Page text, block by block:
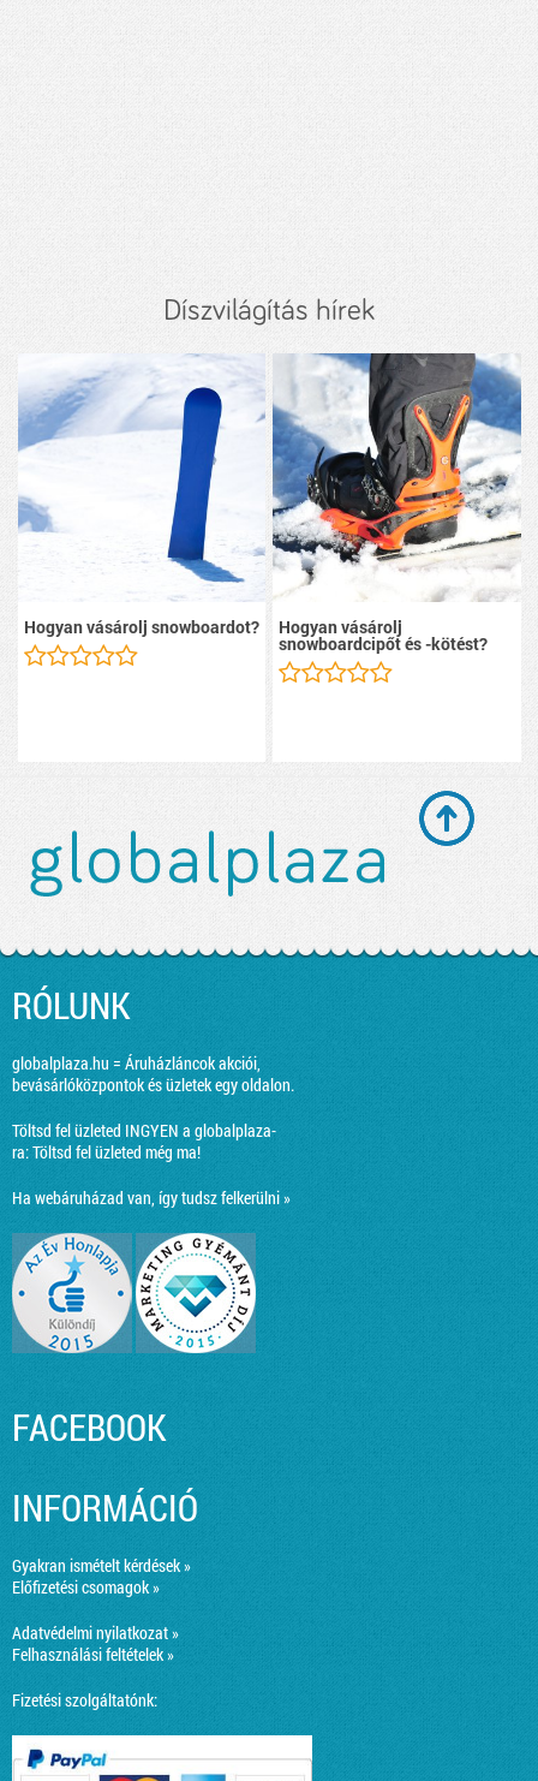
Díszvilágítás hírek
Hogyan vásárolj snowboardot? Hogyan vásárolj
snowboardcipőt és -kötést?
RÓLUNK
globalplaza.hu = Áruházláncok akciói,
bevásárlóközpontok és üzletek egy oldalon.
Töltsd fel üzleted INGYEN a globalplaza-
ra:Töltsd fel üzleted még ma!
Ha webáruházad van, így tudsz felkerülni »
FACEBOOK
INFORMÁCIÓ
Gyakran ismételt kérdések »
Előfizetési csomagok »
Adatvédelmi nyilatkozat »
Felhasználási feltételek »
Fizetési szolgáltatónk: